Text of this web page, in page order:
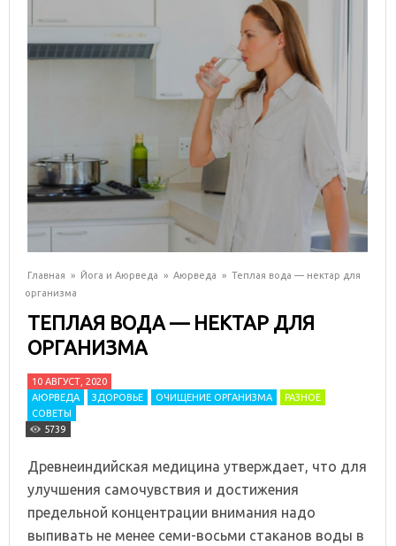
Главная » Йога и Аюрведа » Аюрведа » Теплая вода — нектар для
организма
ТЕПЛАЯ ВОДА — НЕКТАР ДЛЯ
ОРГАНИЗМА
10 АВГУСТ, 2020
АЮРВЕДА
ЗДОРОВЬЕ ОЧИЩЕНИЕ ОРГАНИЗМА
РАЗНОЕ
СОВЕТЫ
5739
Древнеиндийская медицина утверждает, что для
улучшения самочувствия и достижения
предельной концентрации внимания надо
выпивать не менее семи-восьми стаканов воды в